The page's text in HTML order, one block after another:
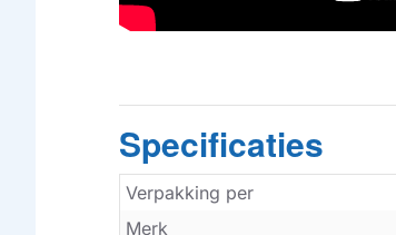
Specificaties
Verpakking per
Merk